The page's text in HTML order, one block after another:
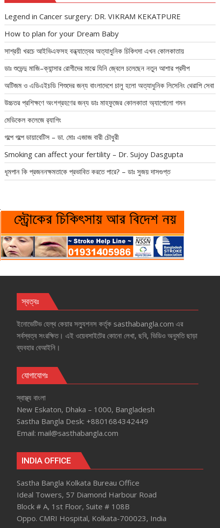
Legend in Cancer surgery: DR. VIKRAM KEKATPURE
How to plan for your Dream Baby
সাশ্রয়ী খরচে আইভিএফসহ বন্ধ্যাত্বের অত্যাধুনিক চিকিৎসা এখন কোলকাতায়
ডাঃ শুভেন্দু মাজি–ক্যান্সার রোগীদের মাঝে যিনি জ্বেলে চলেছেন নতুন আশার প্রদীপ
অটিজম ও এডিএইচডি শিশুদের জন্য বাংলাদেশে চালু হলো অত্যাধুনিক লিসেনিং থেরাপি সেবা
উচ্চতর প্রশিক্ষণে অংশগ্রহণের জন্য ডাঃ মাহফুজের কোলকাতা অ্যাপোলো গমন
মেডিকেল কলেজে র‍্যাগিং
গল্পে গল্পে ডায়াবেটিস – ডা. মোঃ এজাজ বারী চৌধুরী
Smoking can affect your fertility – Dr. Sujoy Dasgupta
ধূমপান কি প্রজননক্ষমতাকে প্রভাবিত করতে পারে? – ডাঃ সুজয় দাসগুপ্ত
স্বত্বঃ
ইনোভেটিভ হেল্‌থ কেয়ার সল্যুশনস কর্তৃক sasthabangla.com এর
সর্বস্বত্ব সংরক্ষিত। এই ওয়েবসাইটের কোনো লেখা, ছবি, ভিডিও অনুমতি ছাড়া
ব্যবহার বেআইনি।
যোগাযোগঃ
স্বাস্থ্য বাংলা
New Eskaton, Dhaka – 1000, Bangladesh
Sastha Bangla Desk: +8801684342449
Email: mail@sasthabangla.com
INDIA OFFICE
Sastha Bangla Kolkata Bureau Office
Ideal Towers, 57 Diamond Harbour Road
Block # A, 1st Floor, Suite # 108B
Oppo. CMRI Hospital, Kolkata-700023, India